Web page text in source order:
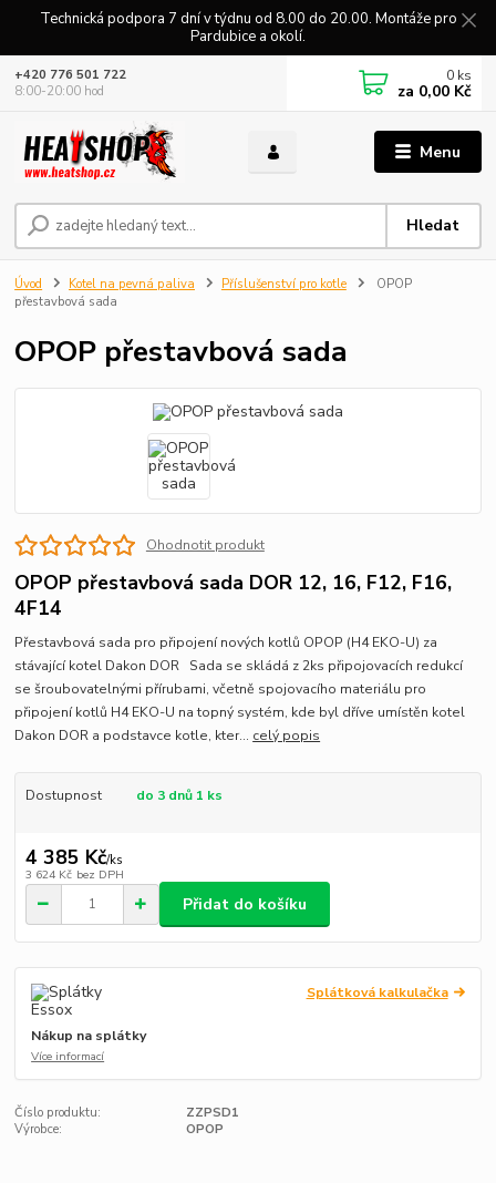
Technická podpora 7 dní v týdnu od 8.00 do 20.00. Montáže pro
Pardubice a okolí.
Menu
Hledat
+420 776 501 722
8:00-20:00 hod
0 ks
za 0,00 Kč
Úvod Kotel na pevná paliva Příslušenství pro kotle
OPOP
přestavbová sada
OPOP přestavbová sada
Ohodnotit produkt
OPOP přestavbová sada DOR 12, 16, F12, F16,
4F14
Přestavbová sada pro připojení nových kotlů OPOP (H4 EKO-U) za
stávající kotel Dakon DOR Sada se skládá z 2ks připojovacích redukcí
se šroubovatelnými přírubami, včetně spojovacího materiálu pro
připojení kotlů H4 EKO-U na topný systém, kde byl dříve umístěn kotel
Dakon DOR a podstavce kotle, kter... celý popis
Dostupnost do 3 dnů 1 ks
4 385 Kč/ks
3 624 Kč bez DPH
Přidat do košíku
Splátková kalkulačka
Nákup na splátky
Více informací
Číslo produktu:
ZZPSD1
Výrobce:
OPOP